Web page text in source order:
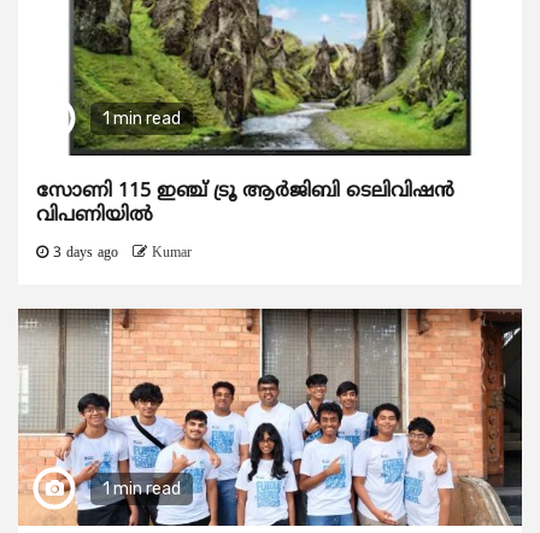
1 min read
സോണി 115 ഇഞ്ച് ട്രൂ ആർജിബി ടെലിവിഷൻ
വിപണിയിൽ
3 days ago Kumar
1 min read